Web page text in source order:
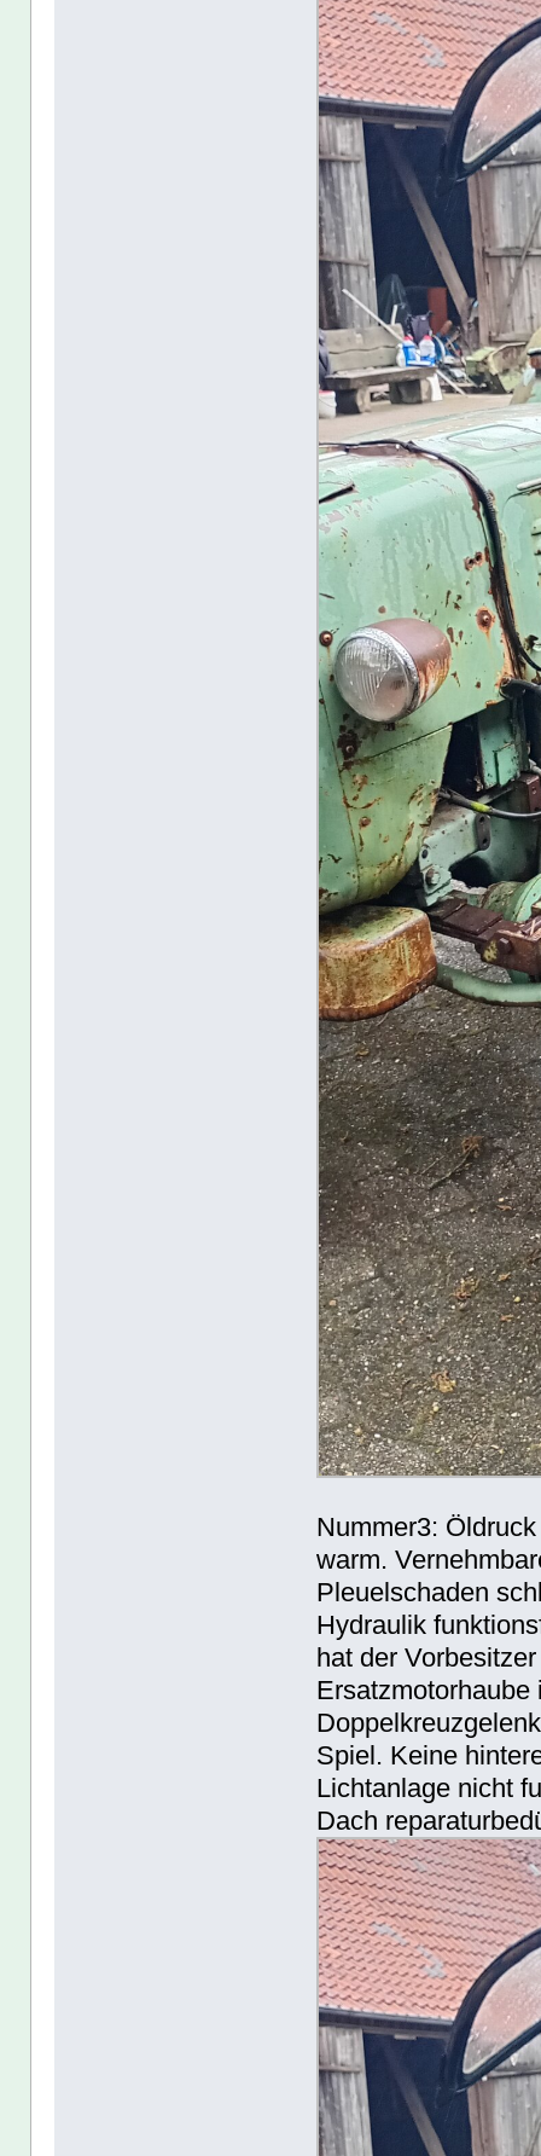
Nummer3:
warm.
Pleuelschaden
Hydraulik
hat der
Ersatzmotorhaube
Spiel. Keine
Lichtanlage nicht
Dach